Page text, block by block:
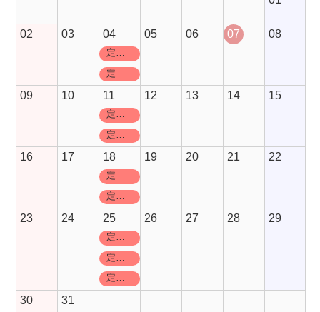
02 03 04
定休日
05 06 07 08
09 10 11
定休日
12 13 14 15
16 17 18
定休日
19 20 21 22
23 24 25
定休日
定休日
26 27 28 29
30 31